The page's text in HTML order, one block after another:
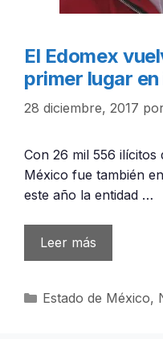
El Edomex
primer lugar
28 diciembre, 2017
Con 26 mil 556 ilícitos
México fue también
este año la entidad …
Leer más
Categorías
Estado de México,